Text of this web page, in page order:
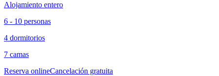
Alojamiento entero
6 - 10 personas
4 dormitorios
7 camas
Reserva onlineCancelación gratuita